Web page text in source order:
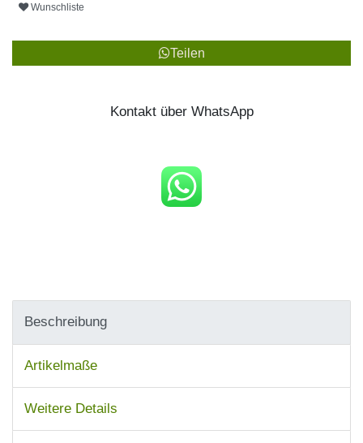
Wunschliste
Teilen
Kontakt über WhatsApp
Beschreibung
Artikelmaße
Weitere Details